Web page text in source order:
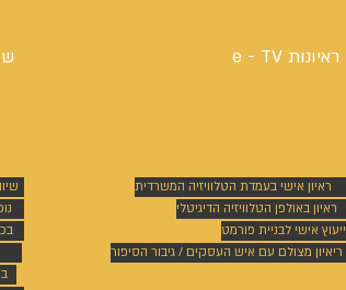
ראיונות e - TV
ראיון אישי בעמדת הטלוויזיה המשרדית
ראיון באולפן הטלוויזיה הדיגיטלי
ייעוץ אישי לבניית פורמט
ריאיון מצולם עם איש העסקים / גיבור הסיפור